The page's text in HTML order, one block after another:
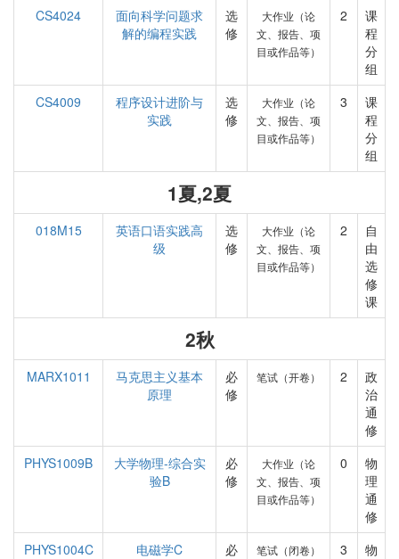
CS4024
面向科学问题求
解的编程实践
选
修
大作业（论
文、报告、项
目或作品等）
2
课
程
分
组
CS4009
程序设计进阶与
实践
选
修
大作业（论
文、报告、项
目或作品等）
3
课
程
分
组
1夏,2夏
018M15
英语口语实践高
级
选
修
大作业（论
文、报告、项
目或作品等）
2
自
由
选
修
课
2秋
MARX1011
马克思主义基本
原理
必
修
笔试（开卷） 2
政
治
通
修
PHYS1009B
大学物理-综合实
验B
必
修
大作业（论
文、报告、项
目或作品等）
0
物
理
通
修
PHYS1004C
电磁学C
必
笔试（闭卷） 3
物